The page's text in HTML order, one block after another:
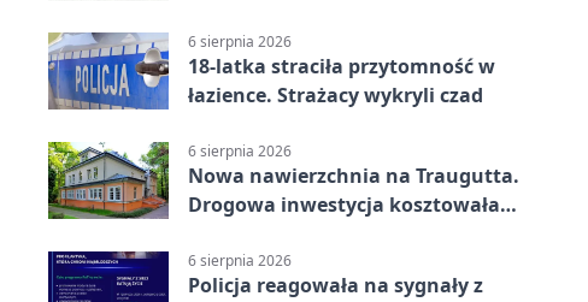
6 sierpnia 2026
18-latka straciła przytomność w
łazience. Strażacy wykryli czad
6 sierpnia 2026
Nowa nawierzchnia na Traugutta.
Drogowa inwestycja kosztowała
6 sierpnia 2026
Policja reagowała na sygnały z